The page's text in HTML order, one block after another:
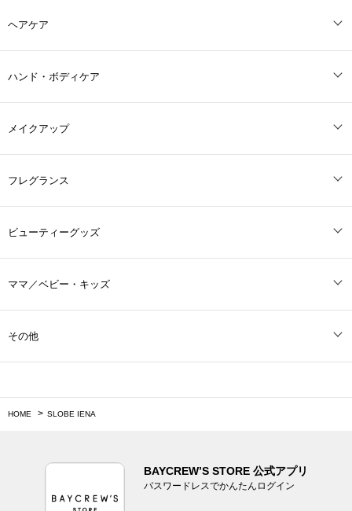
ヘアケア
ハンド・ボディケア
メイクアップ
フレグランス
ビューティーグッズ
ママ／ベビー・キッズ
その他
HOME SLOBE IENA
BAYCREW’S STORE 公式アプリ
パスワードレスでかんたんログイン